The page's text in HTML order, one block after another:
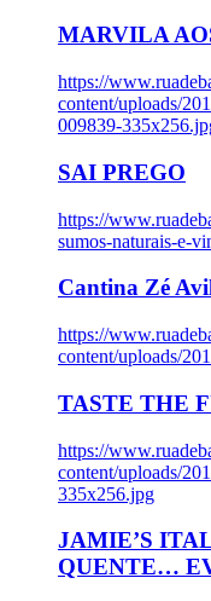
MARVILA
https://
content/uploads/
009839-
SAI PREGO
https://
sumos-naturais-e-
Cantina Zé
https://
content/uploads/
TASTE THE
https://
content/uploads/
335x256.jpg
JAMIE’S
QUENTE…